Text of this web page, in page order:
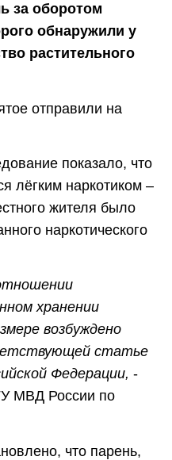
за оборотом
обнаружили у
растительного
отправили на
показало, что
лёгким наркотиком –
жителя было
наркотического
хранении
возбуждено
статье
Федерации, -
МВД России по
что парень,